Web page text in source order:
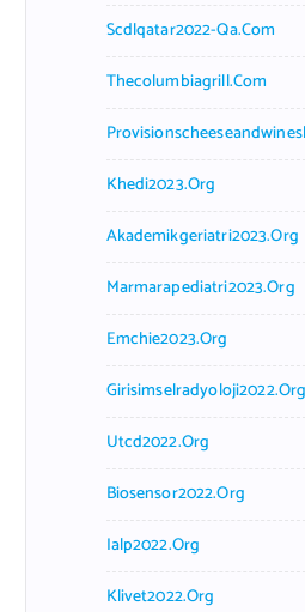
Scdlqatar2022-Qa.com
Thecolumbiagrill.com
Khedi2023.org
Akademikgeriatri2023.org
Marmarapediatri2023.org
Emchie2023.org
Girisimselradyoloji2022.org
Utcd2022.org
Biosensor2022.org
Ialp2022.org
Klivet2022.org